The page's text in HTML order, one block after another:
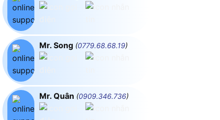
Mr. Song (0779.68.68.19)
Mr. Quân (0909.346.736)